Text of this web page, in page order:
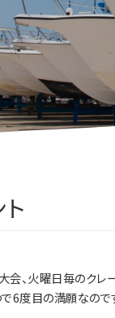
火曜日毎のクレ
6度目の満願なの